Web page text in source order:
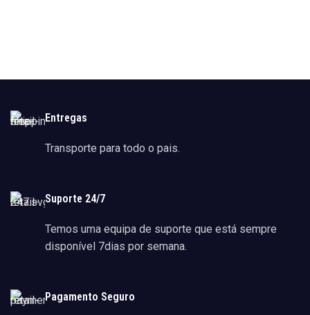
Entregas
Transporte para todo o pais.
Suporte 24/7
Temos uma equipa de suporte que está sempre
disponível 7dias por semana.
Pagamento Seguro